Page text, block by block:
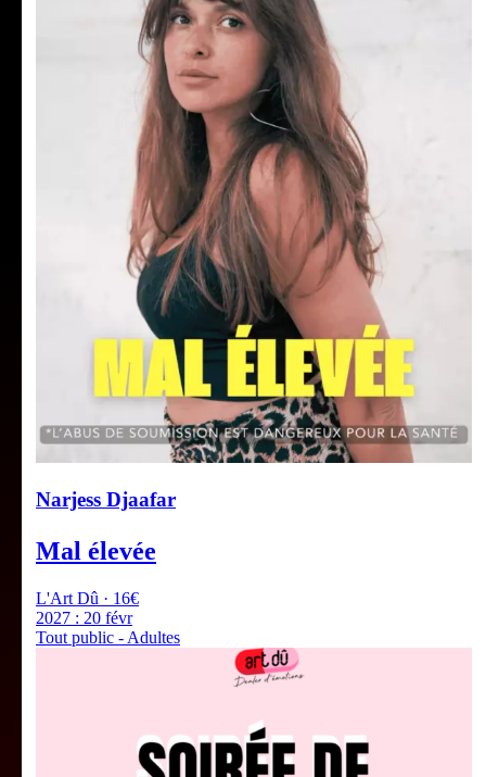
Narjess Djaafar
Mal élevée
L'Art Dû · 16€
2027 : 20 févr
Tout public - Adultes